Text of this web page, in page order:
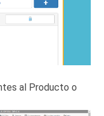
al Producto o